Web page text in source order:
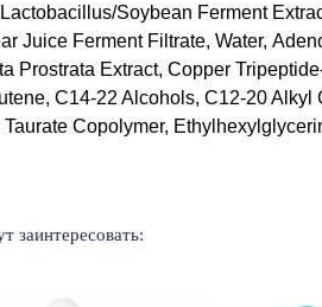
Soybean Ferment
Juice Ferment Filtrate, Water,
Prostrata Extract, Copper
C14-22 Alcohols, C12-20
Copolymer,
заинтересовать: